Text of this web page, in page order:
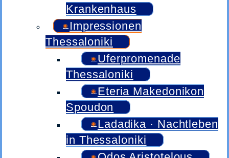
Krankenhaus
Impressionen
Thessaloniki
Uferpromenade
Thessaloniki
Eteria Makedonikon
Spoudon
Ladadika · Nachtleben
in Thessaloniki